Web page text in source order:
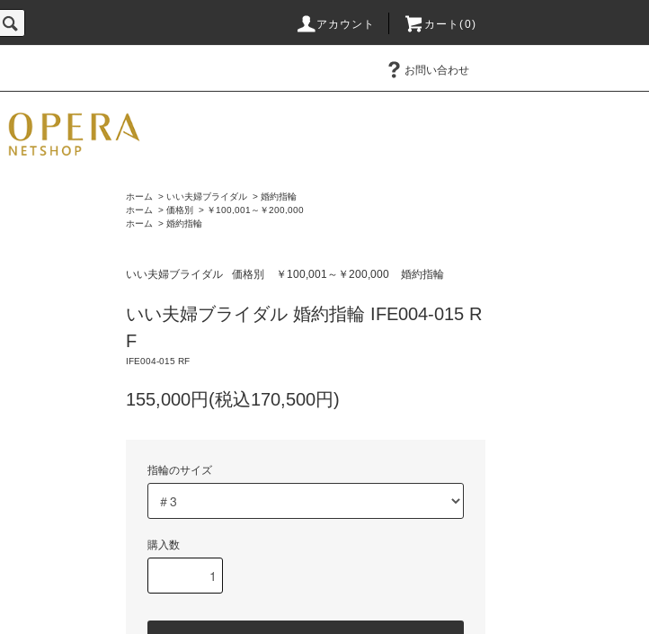
アカウント カート(0)
お問い合わせ
ホーム > いい夫婦ブライダル > 婚約指輪
ホーム
> 価格別 > ￥100,001～￥200,000
ホーム
> 婚約指輪
いい夫婦ブライダル 価格別 ￥100,001～￥200,000 婚約指輪
いい夫婦ブライダル 婚約指輪 IFE004-015 R
F
IFE004-015 RF
155,000円(税込170,500円)
指輪のサイズ
購入数